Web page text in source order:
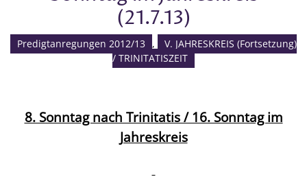
(21.7.13)
Predigtanregungen 2012/13 ,
V. JAHRESKREIS (Fortsetzung)
/ TRINITATISZEIT
8. Sonntag nach Trinitatis / 16. Sonntag im
Jahreskreis